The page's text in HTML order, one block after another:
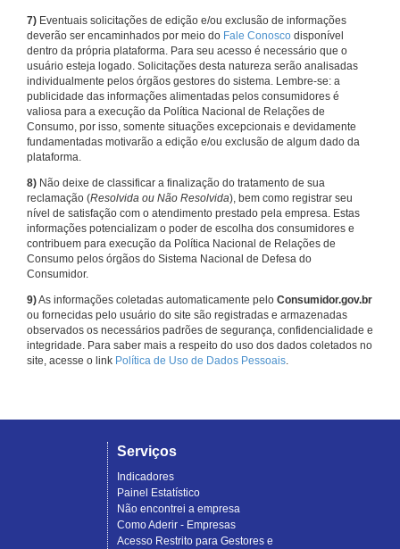
7) Eventuais solicitações de edição e/ou exclusão de informações
deverão ser encaminhados por meio do Fale Conosco disponível
dentro da própria plataforma. Para seu acesso é necessário que o
usuário esteja logado. Solicitações desta natureza serão analisadas
individualmente pelos órgãos gestores do sistema. Lembre-se: a
publicidade das informações alimentadas pelos consumidores é
valiosa para a execução da Política Nacional de Relações de
Consumo, por isso, somente situações excepcionais e devidamente
fundamentadas motivarão a edição e/ou exclusão de algum dado da
plataforma.
8) Não deixe de classificar a finalização do tratamento de sua
reclamação (Resolvida ou Não Resolvida), bem como registrar seu
nível de satisfação com o atendimento prestado pela empresa. Estas
informações potencializam o poder de escolha dos consumidores e
contribuem para execução da Política Nacional de Relações de
Consumo pelos órgãos do Sistema Nacional de Defesa do
Consumidor.
9)As informações coletadas automaticamente pelo Consumidor.gov.br
ou fornecidas pelo usuário do site são registradas e armazenadas
observados os necessários padrões de segurança, confidencialidade e
integridade. Para saber mais a respeito do uso dos dados coletados no
site, acesse o link Política de Uso de Dados Pessoais.
Serviços
Indicadores
Painel Estatístico
Não encontrei a empresa
Como Aderir - Empresas
Acesso Restrito para Gestores e